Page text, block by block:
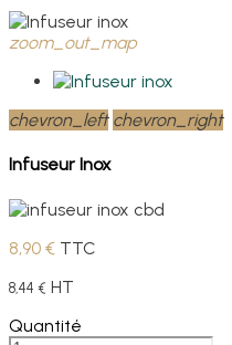
zoom_out_map
chevron_left chevron_right
Infuseur Inox
8,90 € TTC
8,44 € HT
Quantité